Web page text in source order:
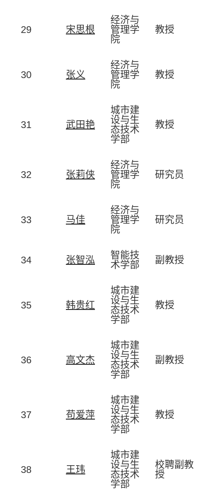
29 宋思根
经济与
管理学
院
教授
30 张义
经济与
管理学
院
教授
31 武田艳
城市建
设与生
态技术
学部
教授
32 张莉侠
经济与
管理学
院
研究员
33 马佳
经济与
管理学
院
研究员
34 张智泓
智能技
术学部
副教授
35 韩贵红
城市建
设与生
态技术
学部
教授
36 高文杰
城市建
设与生
态技术
学部
副教授
37 苟爱萍
城市建
设与生
态技术
学部
教授
38 王玮
城市建
设与生
态技术
学部
校聘副教
授